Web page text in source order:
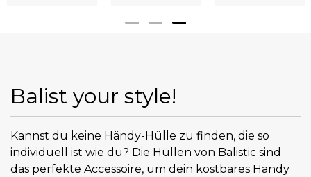
Balist your style!
Kannst du keine Händy-Hülle zu finden, die so
individuell ist wie du? Die Hüllen von Balistic sind
das perfekte Accessoire, um dein kostbares Handy